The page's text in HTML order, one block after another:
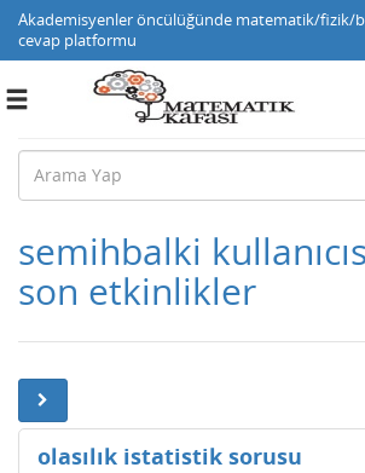
Akademisyenler öncülüğünde matematik/fizik/
cevap platformu
Toggle
semihbalki
son etkinlikler
olasılık istatistik sorusu